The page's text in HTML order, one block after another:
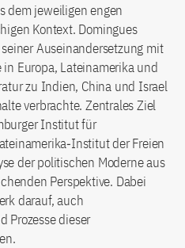
dem jeweiligen engen
Kontext. Domingues
Auseinandersetzung mit
Europa, Lateinamerika und
zu Indien, China und Israel
verbrachte. Zentrales Ziel
Institut für
der Freien
der politischen Moderne aus
Perspektive. Dabei
darauf, auch
Prozesse dieser